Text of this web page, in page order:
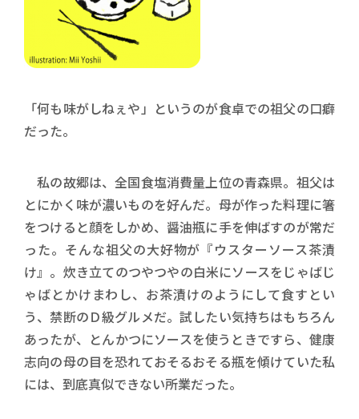
「何も味がしねぇや」というのが食卓での祖父の口癖
だった。
私の故郷は、全国食塩消費量上位の青森県。祖父は
とにかく味が濃いものを好んだ。母が作った料理に箸
をつけると顔をしかめ、醤油瓶に手を伸ばすのが常だ
った。そんな祖父の大好物が『ウスターソース茶漬
け』。炊き立てのつやつやの白米にソースをじゃばじ
ゃばとかけまわし、お茶漬けのようにして食すとい
う、禁断のＤ級グルメだ。試したい気持ちはもちろん
あったが、とんかつにソースを使うときですら、健康
志向の母の目を恐れておそるおそる瓶を傾けていた私
には、到底真似できない所業だった。